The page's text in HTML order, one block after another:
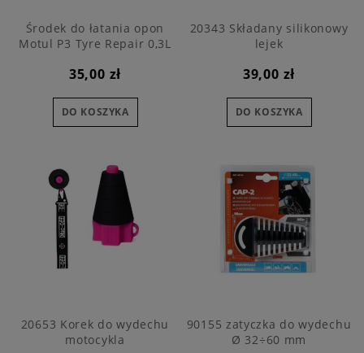
Środek do łatania opon
Motul P3 Tyre Repair 0,3L
35,00 zł
DO KOSZYKA
20343 Składany silikonowy
lejek
39,00 zł
DO KOSZYKA
20653 Korek do wydechu
motocykla
90155 zatyczka do wydechu
Ø 32÷60 mm